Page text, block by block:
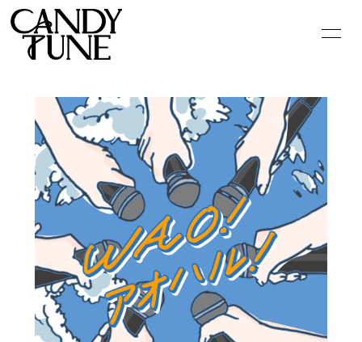
SCHEDULE
PROFILE
VIDEO
DISCOGRAPHY
GOODS
CONTACT
BLOG
MOVIE
PHOTO
Q&A